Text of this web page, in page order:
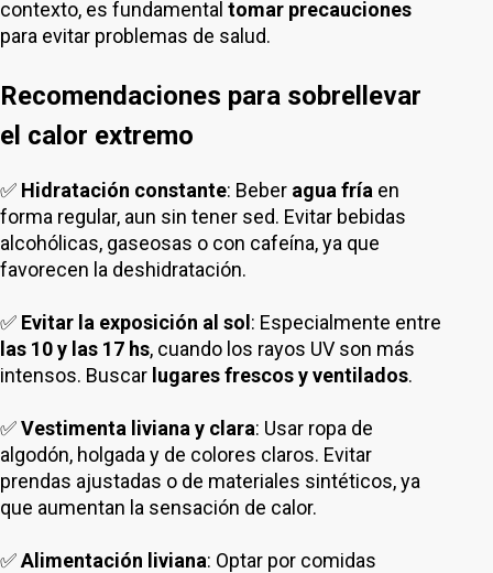
contexto, es fundamental tomar precauciones
para evitar problemas de salud.
Recomendaciones para sobrellevar
el calor extremo
✅ Hidratación constante: Beber agua fría en
forma regular, aun sin tener sed. Evitar bebidas
alcohólicas, gaseosas o con cafeína, ya que
favorecen la deshidratación.
✅ Evitar la exposición al sol : Especialmente entre
las 10 y las 17 hs, cuando los rayos UV son más
intensos. Buscar lugares frescos y ventilados.
✅Vestimenta liviana y clara: Usar ropa de
algodón, holgada y de colores claros. Evitar
prendas ajustadas o de materiales sintéticos, ya
que aumentan la sensación de calor.
✅Alimentación liviana: Optar por comidas